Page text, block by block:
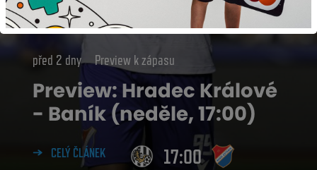
před 2 dny Preview k zápasu
Preview: Hradec Králové
- Baník (neděle, 17:00)
CELÝ ČLÁNEK 17:00